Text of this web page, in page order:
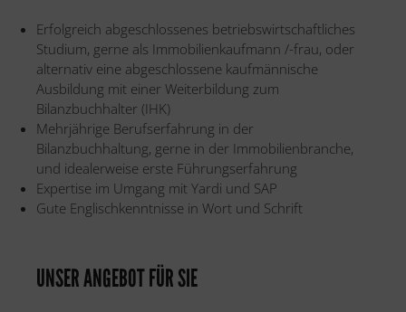
Erfolgreich abgeschlossenes betriebswirtschaftliches
Studium, gerne als Immobilienkaufmann /-frau, oder
alternativ eine abgeschlossene kaufmännische
Ausbildung mit einer Weiterbildung zum
Bilanzbuchhalter (IHK)
Mehrjährige Berufserfahrung in der
Bilanzbuchhaltung, gerne in der Immobilienbranche,
und idealerweise erste Führungserfahrung
Expertise im Umgang mit Yardi und SAP
Gute Englischkenntnisse in Wort und Schrift
UNSER ANGEBOT FÜR SIE